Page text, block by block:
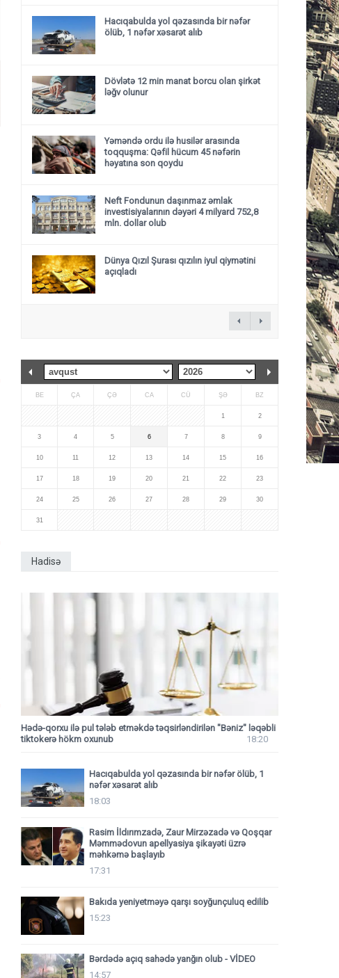
Hacıqabulda yol qəzasında bir nəfər
ölüb, 1 nəfər xəsarət alıb
Dövlətə 12 min manat borcu olan şirkət
ləğv olunur
Yəməndə ordu ilə husilər arasında
toqquşma: Qəfil hücum 45 nəfərin
həyatına son qoydu
Neft Fondunun daşınmaz əmlak
investisiyalarının dəyəri 4 milyard 752,8
mln. dollar olub
Dünya Qızıl Şurası qızılın iyul qiymətini
açıqladı
BE ÇA ÇƏ CA CÜ ŞƏ BZ
1 2
3 4 5 6 7 8 9
10 11 12 13 14 15 16
17 18 19 20 21 22 23
24 25 26 27 28 29 30
31
Hadisə
Hədə-qorxu ilə pul tələb etməkdə təqsirləndirilən "Bəniz" ləqəbli
tiktokerə hökm oxunub
18:20
Hacıqabulda yol qəzasında bir nəfər ölüb, 1
nəfər xəsarət alıb
18:03
Rasim İldırımzadə, Zaur Mirzəzadə və Qoşqar
Məmmədovun apellyasiya şikayəti üzrə
məhkəmə başlayıb
17:31
Bakıda yeniyetməyə qarşı soyğunçuluq edilib
15:23
Bərdədə açıq sahədə yanğın olub - VİDEO
14:57